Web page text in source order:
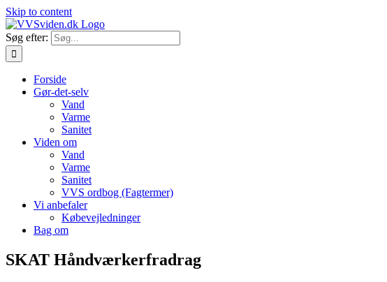
Skip to content
Søg efter:
Forside
Gør-det-selv
Vand
Varme
Sanitet
Viden om
Vand
Varme
Sanitet
VVS ordbog (Fagtermer)
Vi anbefaler
Købevejledninger
Bag om
SKAT Håndværkerfradrag